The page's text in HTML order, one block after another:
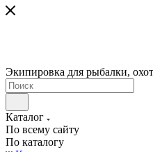
Экипировка для рыбалки,
Каталог
По всему сайту
По каталогу